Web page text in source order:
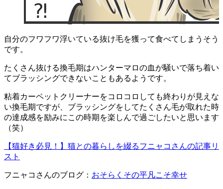
自分のフワフワ浮いている抜け毛を獲って食べてしまうそう
です。
たくさん抜ける換毛期はハンターマロの血が騒いで落ち着い
てブラッシングできないこともあるようです。
粘着カーペットクリーナーをコロコロしても終わりが見えな
い換毛期ですが、ブラッシングをしてたくさん毛が取れた時
の達成感を励みにこの時期を楽しんで過ごしたいと思います
（笑）
【猫好き必見！】猫との暮らしを綴るフニャコさんの記事リ
スト
フニャコさんのブログ： おそらくその平凡こそ幸せ